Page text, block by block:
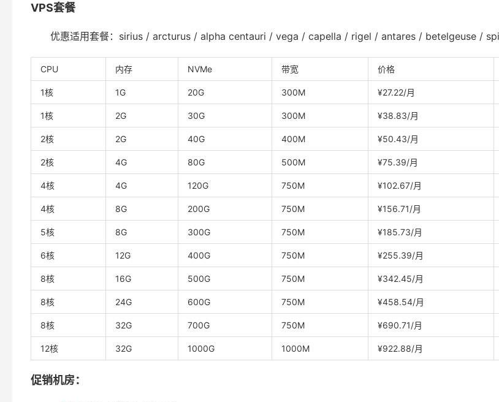
VPS套餐
优惠适用套餐：sirius / arcturus / alpha centauri / vega / capella / rigel / antares / betelgeuse /
CPU 内存 NVMe 带宽 价格
1核 1G 20G 300M ¥27.22/月
1核 2G 30G 300M ¥38.83/月
2核 2G 40G 400M ¥50.43/月
2核 4G 80G 500M ¥75.39/月
4核 4G 120G 750M ¥102.67/月
4核 8G 200G 750M ¥156.71/月
5核 8G 300G 750M ¥185.73/月
6核 12G 400G 750M ¥255.39/月
8核 16G 500G 750M ¥342.45/月
8核 24G 600G 750M ¥458.54/月
8核 32G 700G 750M ¥690.71/月
12核 32G 1000G 1000M ¥922.88/月
促销机房：